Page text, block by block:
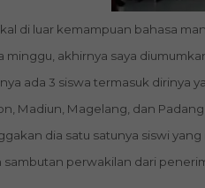
di luar kemampuan bahasa
minggu, akhirnya saya
ada 3 siswa termasuk dirinya
Madiun, Magelang, dan
dia satu satunya siswi
perwakilan dari